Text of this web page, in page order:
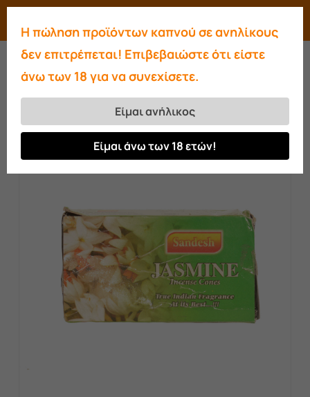
Skip
main
content
searchaccount
Αρχική σελίδα
Πέτρες ατμού-Αρωματικά
Αρωματικοί κώνοι Jasmine
Close
Η πώληση προϊόντων καπνού σε ανηλίκους
δεν επιτρέπεται! Επιβεβαιώστε ότι είστε
άνω των 18 για να συνεχίσετε.
Είμαι ανήλικος
Είμαι άνω των 18 ετών!